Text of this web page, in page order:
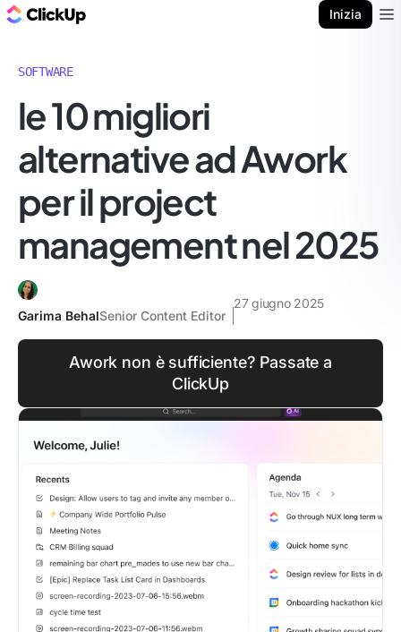
Inizia
SOFTWARE
le 10 migliori
alternative ad Awork
per il project
management nel 2025
Garima BehalSenior Content Editor
27 giugno 2025
Awork non è sufficiente? Passate a
ClickUp